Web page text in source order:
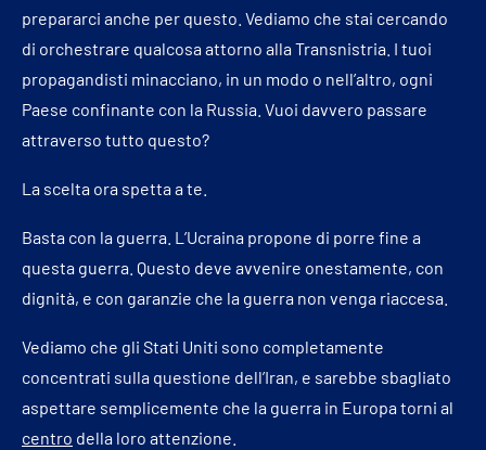
prepararci anche per questo. Vediamo che stai cercando
di orchestrare qualcosa attorno alla Transnistria. I tuoi
propagandisti minacciano, in un modo o nell’altro, ogni
Paese confinante con la Russia. Vuoi davvero passare
attraverso tutto questo?
La scelta ora spetta a te.
Basta con la guerra. L’Ucraina propone di porre fine a
questa guerra. Questo deve avvenire onestamente, con
dignità, e con garanzie che la guerra non venga riaccesa.
Vediamo che gli Stati Uniti sono completamente
concentrati sulla questione dell’Iran, e sarebbe sbagliato
aspettare semplicemente che la guerra in Europa torni al
centro della loro attenzione.